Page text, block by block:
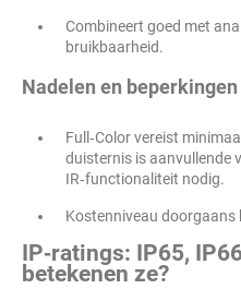
Combineert goed met
bruikbaarheid.
Nadelen en beperkingen
Full‑Color vereist
duisternis is aanvullende
IR‑functionaliteit nodig.
Kostenniveau doorgaans
IP‑ratings: IP65,
betekenen ze?